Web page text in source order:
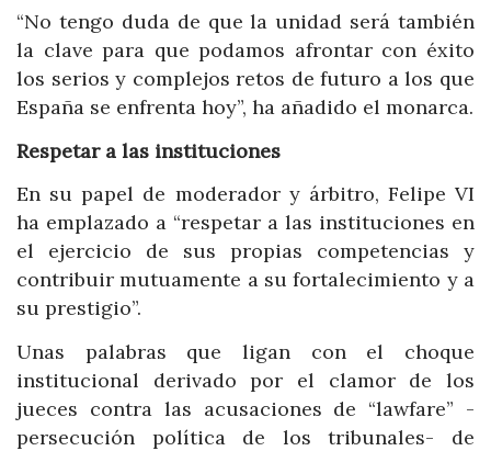
“No tengo duda de que la unidad será también
la clave para que podamos afrontar con éxito
los serios y complejos retos de futuro a los que
España se enfrenta hoy”, ha añadido el monarca.
Respetar a las instituciones
En su papel de moderador y árbitro, Felipe VI
ha emplazado a “respetar a las instituciones en
el ejercicio de sus propias competencias y
contribuir mutuamente a su fortalecimiento y a
su prestigio”.
Unas palabras que ligan con el choque
institucional derivado por el clamor de los
jueces contra las acusaciones de “lawfare” -
persecución política de los tribunales- de